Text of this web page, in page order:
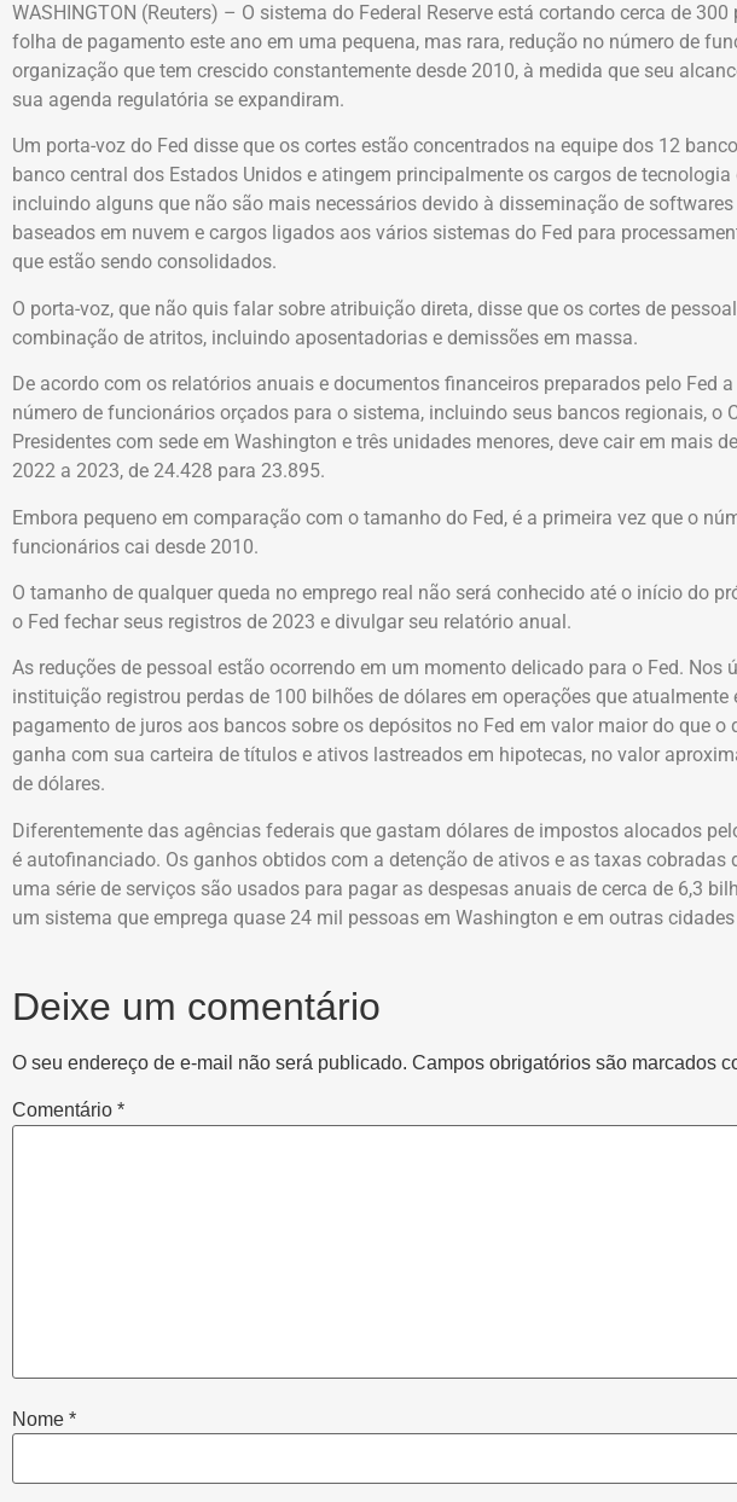
WASHINGTON (Reuters) – O sistema do Federal Reserve está cortando cerca de 300
folha de pagamento este ano em uma pequena, mas rara, redução no número de
organização que tem crescido constantemente desde 2010, à medida que seu
sua agenda regulatória se expandiram.
Um porta-voz do Fed disse que os cortes estão concentrados na equipe dos 12
banco central dos Estados Unidos e atingem principalmente os cargos de
incluindo alguns que não são mais necessários devido à disseminação de
baseados em nuvem e cargos ligados aos vários sistemas do Fed para
que estão sendo consolidados.
O porta-voz, que não quis falar sobre atribuição direta, disse que os cortes de
combinação de atritos, incluindo aposentadorias e demissões em massa.
De acordo com os relatórios anuais e documentos financeiros preparados pelo Fed
número de funcionários orçados para o sistema, incluindo seus bancos regionais, o
Presidentes com sede em Washington e três unidades menores, deve cair em mais
2022 a 2023, de 24.428 para 23.895.
Embora pequeno em comparação com o tamanho do Fed, é a primeira vez que o
funcionários cai desde 2010.
O tamanho de qualquer queda no emprego real não será conhecido até o início do
o Fed fechar seus registros de 2023 e divulgar seu relatório anual.
As reduções de pessoal estão ocorrendo em um momento delicado para o Fed. Nos
instituição registrou perdas de 100 bilhões de dólares em operações que atualmente
pagamento de juros aos bancos sobre os depósitos no Fed em valor maior do que o
ganha com sua carteira de títulos e ativos lastreados em hipotecas, no valor
de dólares.
Diferentemente das agências federais que gastam dólares de impostos alocados
é autofinanciado. Os ganhos obtidos com a detenção de ativos e as taxas cobradas
uma série de serviços são usados para pagar as despesas anuais de cerca de 6,3
um sistema que emprega quase 24 mil pessoas em Washington e em outras
Deixe um comentário
O seu endereço de e-mail não será publicado. Campos obrigatórios são marcados
Comentário *
Nome *